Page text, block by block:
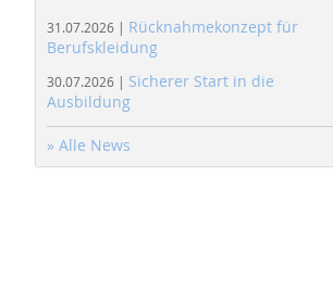
31.07.2026 | Rücknahmekonzept für
Berufskleidung
30.07.2026 | Sicherer Start in die
Ausbildung
» Alle News